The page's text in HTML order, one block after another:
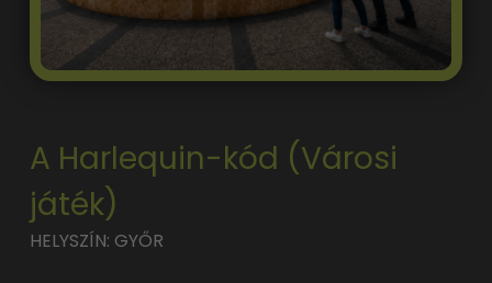
A Harlequin-kód (Városi
játék)
HELYSZÍN: GYŐR